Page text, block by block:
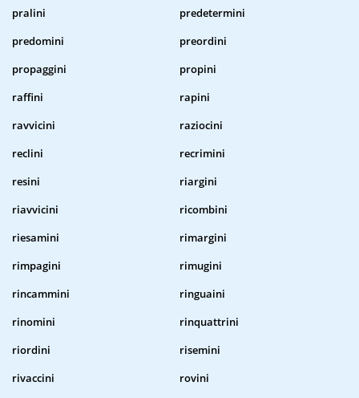
pralini
predetermini
predomini
preordini
propaggini
propini
raffini
rapini
ravvicini
raziocini
reclini
recrimini
resini
riargini
riavvicini
ricombini
riesamini
rimargini
rimpagini
rimugini
rincammini
ringuaini
rinomini
rinquattrini
riordini
risemini
rivaccini
rovini